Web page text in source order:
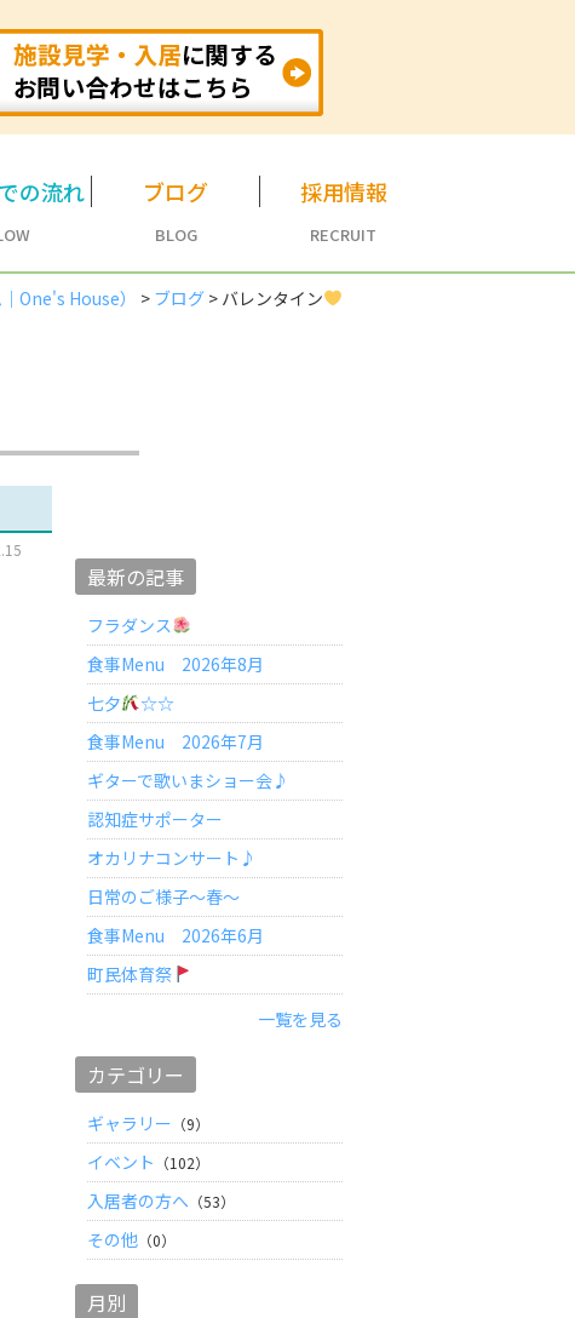
の流れ ブログ
BLOG
採用情報
RECRUIT
One's House） > ブログ > バレンタイン
最新の記事
フラダンス
食事Menu 2026年8月
七夕
☆☆
食事Menu 2026年7月
ギターで歌いまショー会♪
認知症サポーター
オカリナコンサート♪
日常のご様子～春～
食事Menu 2026年6月
町民体育祭
一覧を見る
カテゴリー
ギャラリー （9）
イベント （102）
入居者の方へ （53）
その他 （0）
月別